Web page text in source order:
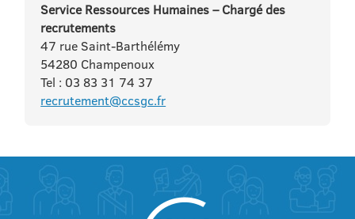
Service Ressources Humaines – Chargé des
recrutements
47 rue Saint-Barthélémy
54280 Champenoux
Tel : 03 83 31 74 37
recrutement@ccsgc.fr